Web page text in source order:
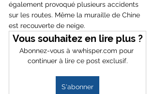
également provoqué plusieurs accidents
sur les routes. Même la muraille de Chine
est recouverte de neige.
Vous souhaitez en lire plus ?
Abonnez-vous à wwhisper.com pour
continuer à lire ce post exclusif.
S'abonner